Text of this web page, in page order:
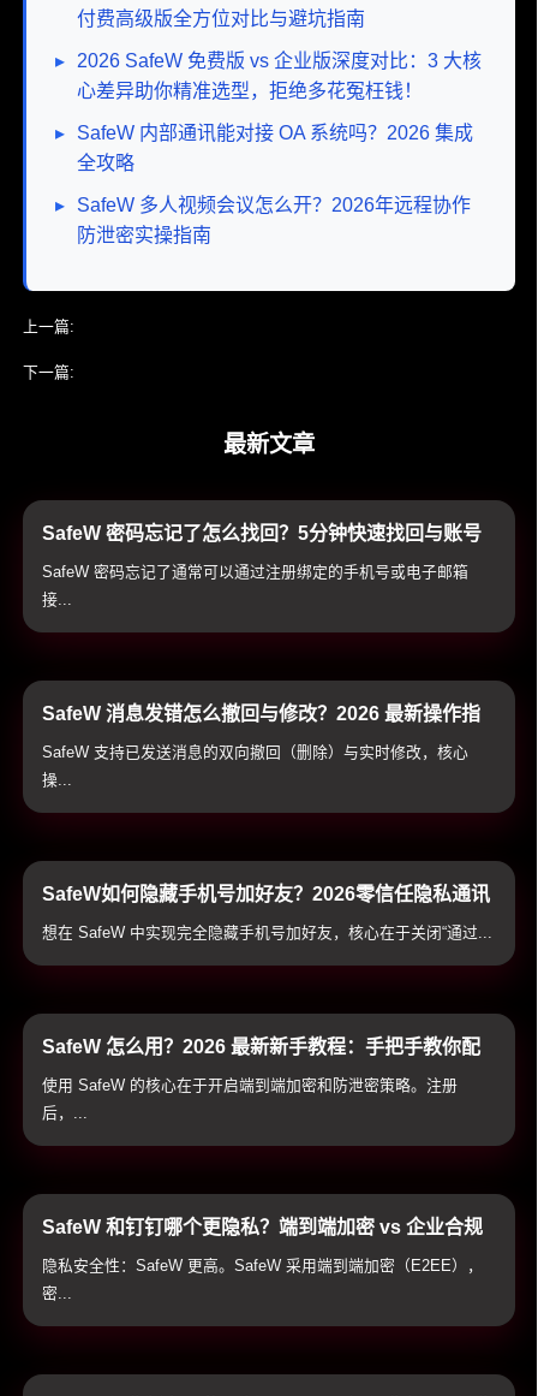
付费高级版全方位对比与避坑指南
▸
2026 SafeW 免费版 vs 企业版深度对比：3 大核
心差异助你精准选型，拒绝多花冤枉钱！
▸
SafeW 内部通讯能对接 OA 系统吗？2026 集成
全攻略
▸
SafeW 多人视频会议怎么开？2026年远程协作
防泄密实操指南
上一篇:
下一篇:
最新文章
SafeW 密码忘记了怎么找回？5分钟快速找回与账号
重置指南
SafeW 密码忘记了通常可以通过注册绑定的手机号或电子邮箱
接...
SafeW 消息发错怎么撤回与修改？2026 最新操作指
南与双向销毁避坑技巧
SafeW 支持已发送消息的双向撤回（删除）与实时修改，核心
操...
SafeW如何隐藏手机号加好友？2026零信任隐私通讯
配置与实战技巧
想在 SafeW 中实现完全隐藏手机号加好友，核心在于关闭“通过...
SafeW 怎么用？2026 最新新手教程：手把手教你配
置加密通讯与防泄密防护
使用 SafeW 的核心在于开启端到端加密和防泄密策略。注册
后，...
SafeW 和钉钉哪个更隐私？端到端加密 vs 企业合规
通讯隐私全方位横评
隐私安全性：SafeW 更高。SafeW 采用端到端加密（E2EE），
密...